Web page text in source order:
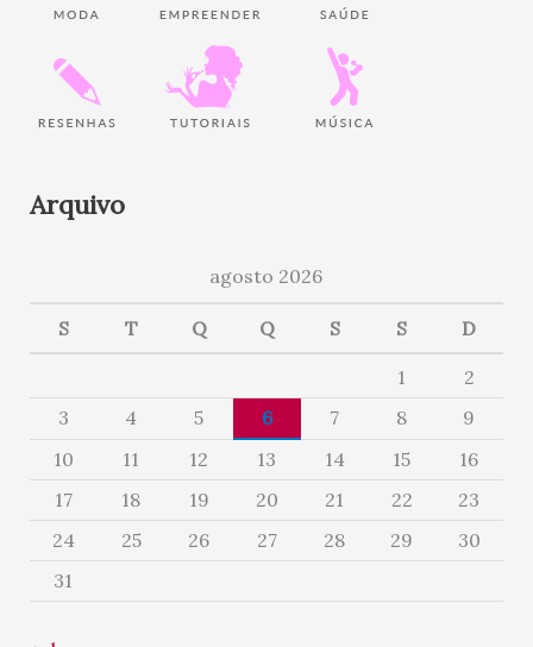
Arquivo
agosto 2026
S T Q Q S S D
1
2
3
4 5 6 7 8
9
10
11 12 13 14 15
16
17
18 19 20 21 22
23
24
25 26 27 28 29
30
31